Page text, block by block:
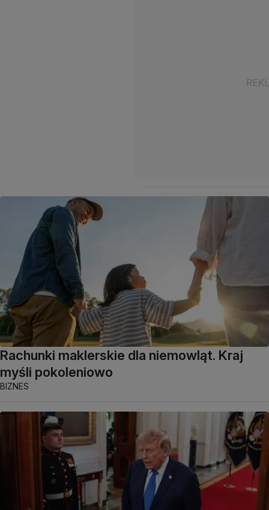
Rachunki maklerskie dla niemowląt. Kraj
myśli pokoleniowo
BIZNES